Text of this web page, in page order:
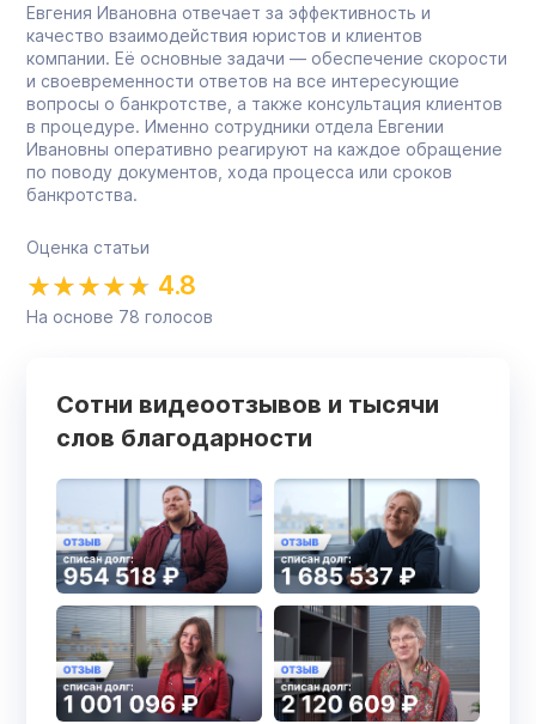
Евгения Ивановна отвечает за эффективность и
качество взаимодействия юристов и клиентов
компании. Её основные задачи — обеспечение скорости
и своевременности ответов на все интересующие
вопросы о банкротстве, а также консультация клиентов
в процедуре. Именно сотрудники отдела Евгении
Ивановны оперативно реагируют на каждое обращение
по поводу документов, хода процесса или сроков
банкротства.
Оценка статьи
4.8
На основе 78 голосов
Сотни видеоотзывов и тысячи
слов благодарности